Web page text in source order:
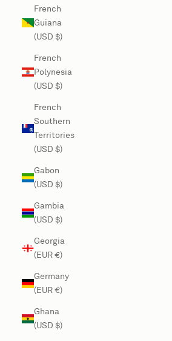
French
Guiana
(USD $)
French
Polynesia
(USD $)
French
Southern
Territories
(USD $)
Gabon
(USD $)
Gambia
(USD $)
Georgia
(EUR €)
Germany
(EUR €)
Ghana
(USD $)